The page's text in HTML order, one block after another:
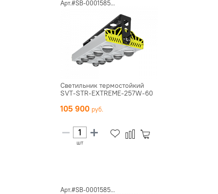
Арт.#SB-0001585...
Светильник термостойкий
SVT-STR-EXTREME-257W-60
105 900
шт
Арт.#SB-0001585...